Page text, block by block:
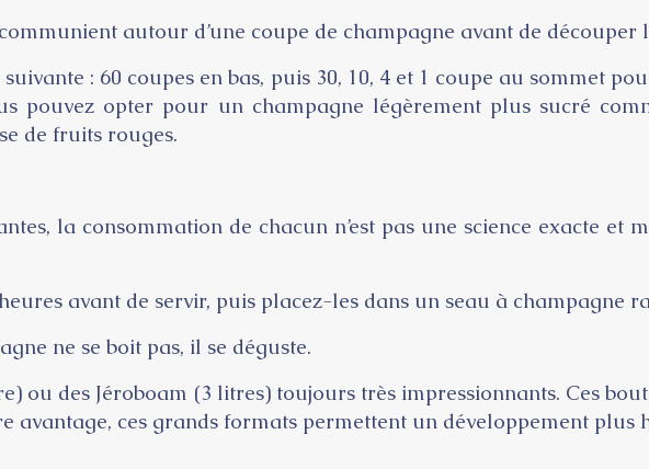
autour d’une coupe de champagne avant de découper
: 60 coupes en bas, puis 30, 10, 4 et 1 coupe au sommet
pouvez opter pour un champagne légèrement plus sucré
de fruits rouges.
la consommation de chacun n’est pas une science exacte et
avant de servir, puis placez-les dans un seau à champagne
ne se boit pas, il se déguste.
ou des Jéroboam (3 litres) toujours très impressionnants. Ces
ces grands formats permettent un développement plus